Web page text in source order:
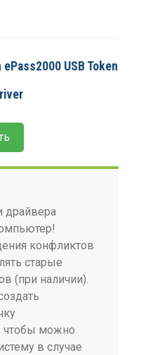
USB Token
драйвера
конфликтов
старые
(при наличии).
чтобы можно
в случае